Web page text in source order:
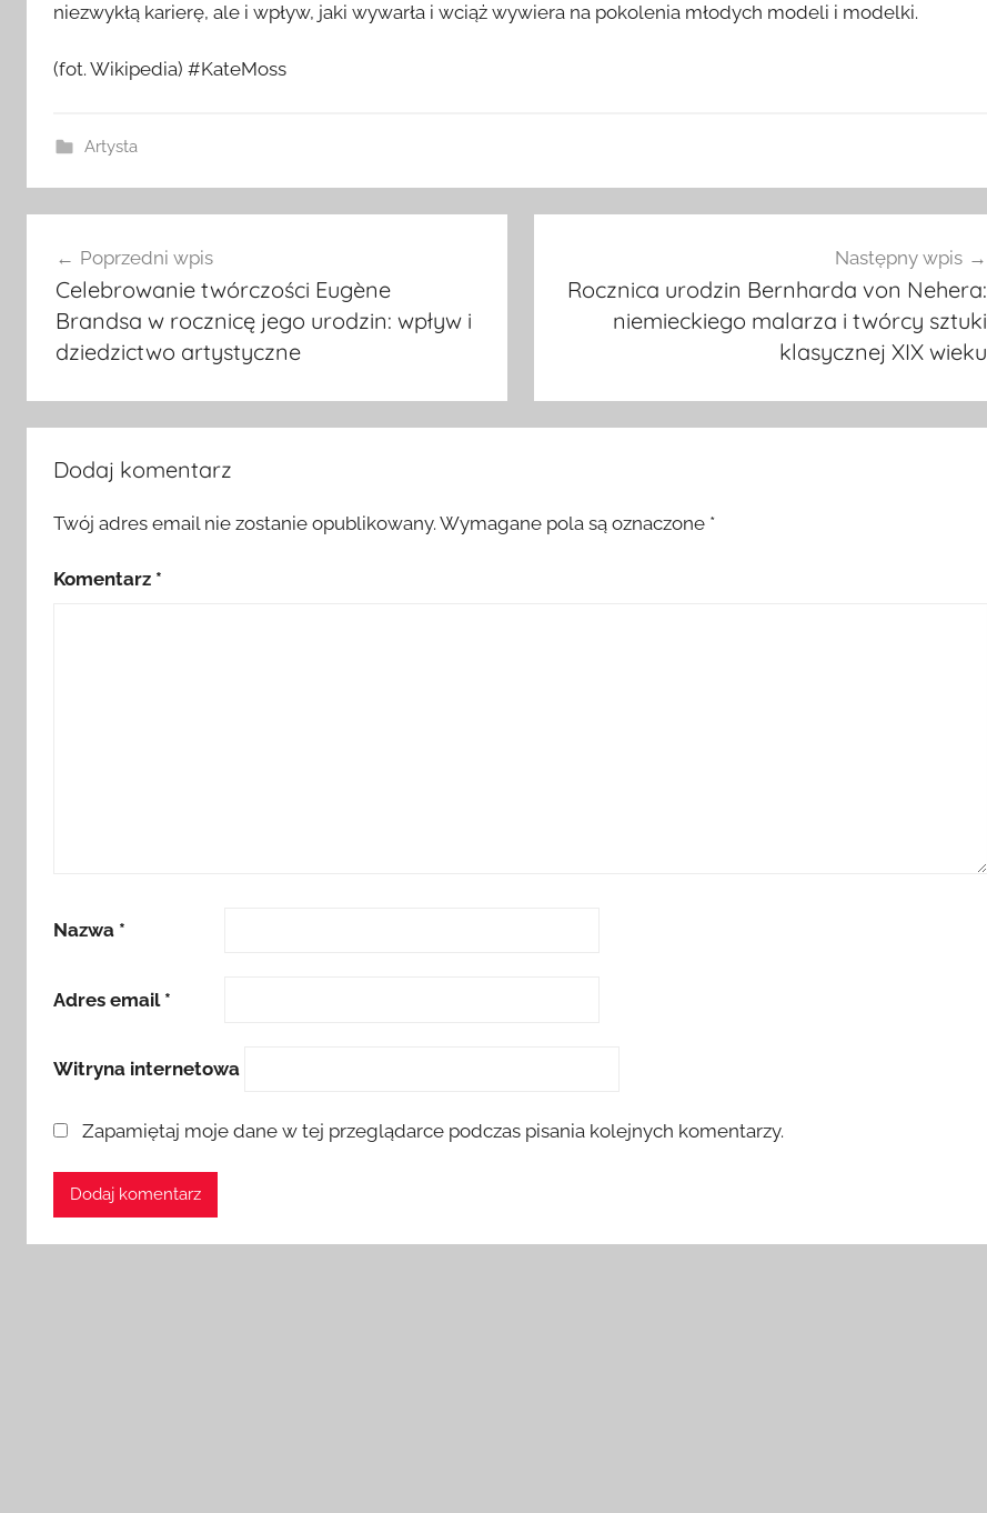
niezwykłą karierę, ale i wpływ, jaki wywarła i wciąż wywiera na pokolenia młodych modeli i modelki.
(fot. Wikipedia) #KateMoss
Artysta
wpisuPoprzedni wpis
Celebrowanie twórczości Eugène
Brandsa w rocznicę jego urodzin: wpływ i
dziedzictwo artystyczne
Następny wpis
Rocznica urodzin Bernharda von Nehera:
niemieckiego malarza i twórcy sztuki
klasycznej XIX wieku
Dodaj komentarz
Twój adres email nie zostanie opublikowany. Wymagane pola są oznaczone *
Komentarz *
Nazwa *
Adres email *
Witryna internetowa
Zapamiętaj moje dane w tej przeglądarce podczas pisania kolejnych komentarzy.